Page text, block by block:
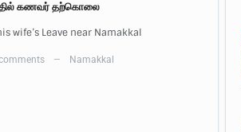
கணவர் தற்கொலை
wife’s Leave near Namakkal
— Namakkal